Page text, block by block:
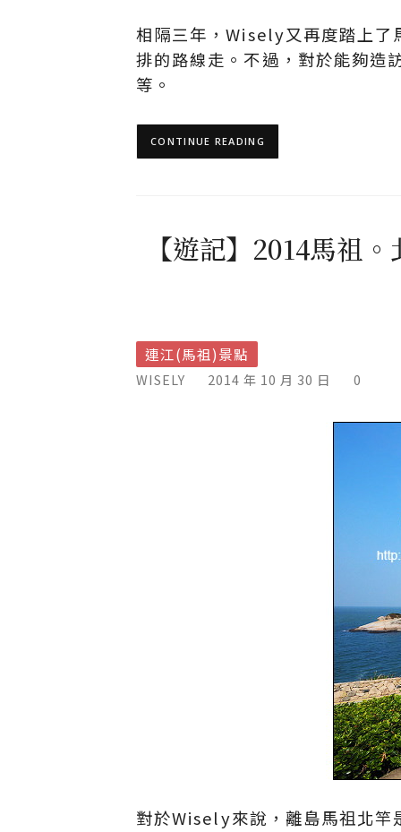
相隔三年，Wisely又再度踏上了
排的路線走。不過，對於能夠造
等。
CONTINUE READING
【遊記】2014馬祖
連江(馬祖)景點
WISELY 2014 年 10 月 30 日 0
對於Wisely來說，離島馬祖北竿